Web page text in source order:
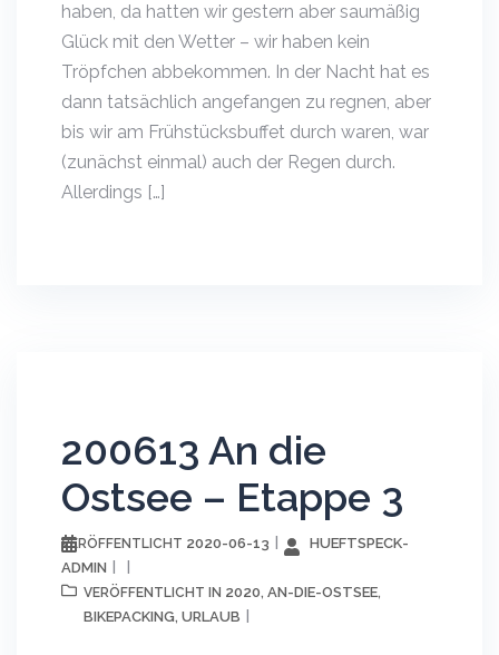
haben, da hatten wir gestern aber saumäßig
Glück mit den Wetter – wir haben kein
Tröpfchen abbekommen. In der Nacht hat es
dann tatsächlich angefangen zu regnen, aber
bis wir am Frühstücksbuffet durch waren, war
(zunächst einmal) auch der Regen durch.
Allerdings […]
200613 An die
Ostsee – Etappe 3
VERÖFFENTLICHT 2020-06-13
HUEFTSPECK-
ADMIN
VERÖFFENTLICHT IN 2020, AN-DIE-OSTSEE,
BIKEPACKING, URLAUB